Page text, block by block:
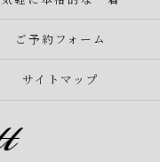
ご予約フォーム
サイトマップ